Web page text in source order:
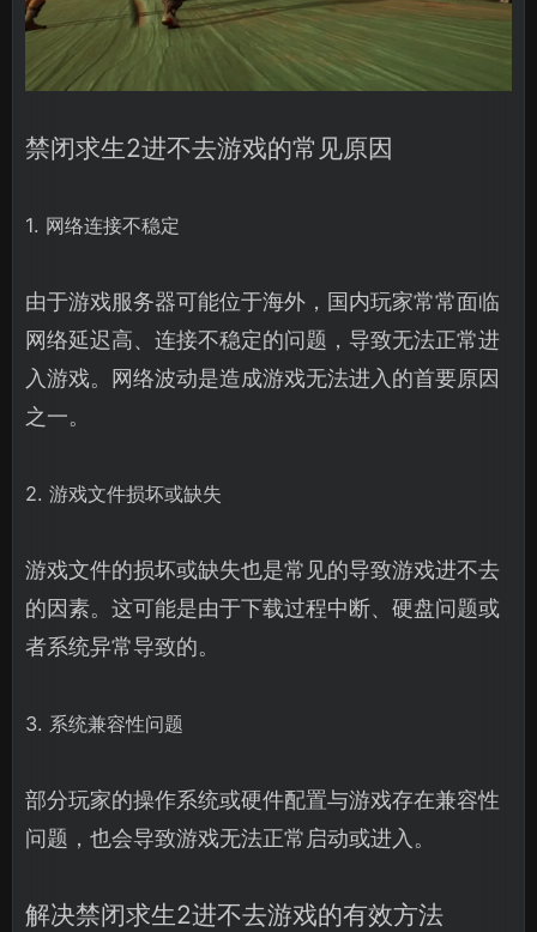
禁闭求生2进不去游戏的常见原因
1. 网络连接不稳定
由于游戏服务器可能位于海外，国内玩家常常面临
网络延迟高、连接不稳定的问题，导致无法正常进
入游戏。网络波动是造成游戏无法进入的首要原因
之一。
2. 游戏文件损坏或缺失
游戏文件的损坏或缺失也是常见的导致游戏进不去
的因素。这可能是由于下载过程中断、硬盘问题或
者系统异常导致的。
3. 系统兼容性问题
部分玩家的操作系统或硬件配置与游戏存在兼容性
问题，也会导致游戏无法正常启动或进入。
解决禁闭求生2进不去游戏的有效方法